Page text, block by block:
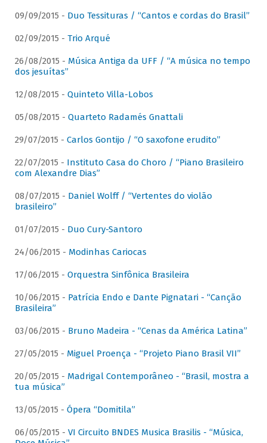
09/09/2015 - Duo Tessituras / “Cantos e cordas do Brasil”
02/09/2015 - Trio Arqué
26/08/2015 - Música Antiga da UFF / “A música no tempo
dos jesuítas”
12/08/2015 - Quinteto Villa-Lobos
05/08/2015 - Quarteto Radamés Gnattali
29/07/2015 - Carlos Gontijo / “O saxofone erudito”
22/07/2015 - Instituto Casa do Choro / “Piano Brasileiro
com Alexandre Dias”
08/07/2015 - Daniel Wolff / “Vertentes do violão
brasileiro”
01/07/2015 - Duo Cury-Santoro
24/06/2015 - Modinhas Cariocas
17/06/2015 - Orquestra Sinfônica Brasileira
10/06/2015 - Patrícia Endo e Dante Pignatari - “Canção
Brasileira”
03/06/2015 - Bruno Madeira - “Cenas da América Latina”
27/05/2015 - Miguel Proença - “Projeto Piano Brasil VII”
20/05/2015 - Madrigal Contemporâneo - “Brasil, mostra a
tua música”
13/05/2015 - Ópera “Domitila”
06/05/2015 - VI Circuito BNDES Musica Brasilis - “Música,